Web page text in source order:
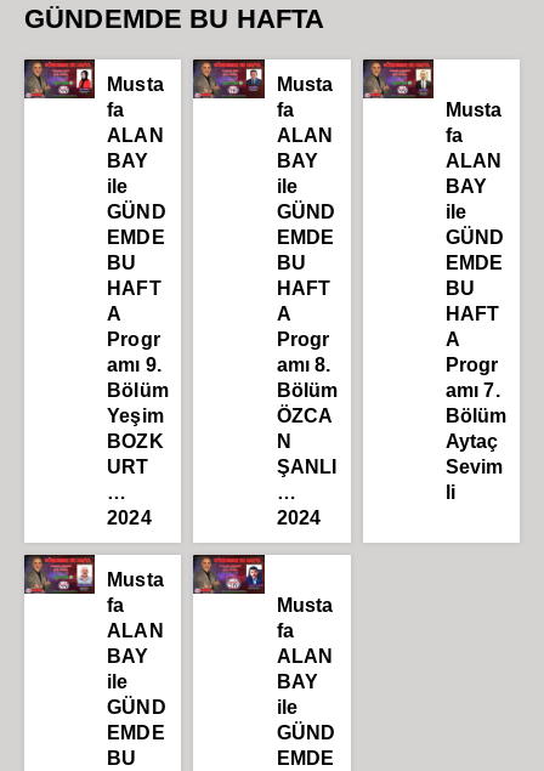
GÜNDEMDE BU HAFTA
Musta
fa
ALAN
BAY
ile
GÜND
EMDE
BU
HAFT
A
Progr
amı 9.
Bölüm
Yeşim
BOZK
URT
…
2024
Musta
fa
ALAN
BAY
ile
GÜND
EMDE
BU
HAFT
A
Progr
amı 8.
Bölüm
ÖZCA
N
ŞANLI
…
2024
Musta
fa
ALAN
BAY
ile
GÜND
EMDE
BU
HAFT
A
Progr
amı 7.
Bölüm
Aytaç
Sevim
li
Musta
fa
ALAN
BAY
ile
GÜND
EMDE
BU
Musta
fa
ALAN
BAY
ile
GÜND
EMDE